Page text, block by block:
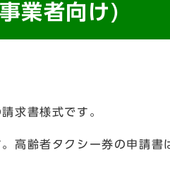
業者向け)
求書様式です。
。高齢者タクシー券の申請書